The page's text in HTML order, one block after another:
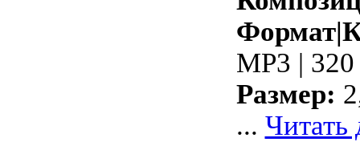
MP3 |
Размер:
... Читать